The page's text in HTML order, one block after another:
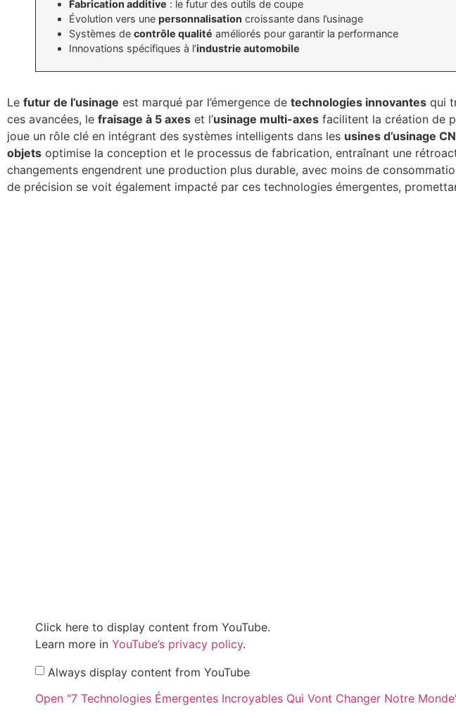
Fabrication additive : le futur des outils de coupe
Évolution vers unepersonnalisation croissante dans l’usinage
Systèmes decontrôle qualité améliorés pour garantir la performance
Innovations spécifiques à l’industrie automobile
Le futur de l’usinage est marqué par l’émergence de technologies innovantes qui
ces avancées, le fraisage à 5 axes et l’usinage multi-axes facilitent la création de
joue un rôle clé en intégrant des systèmes intelligents dans les usines d’usinage
objets optimise la conception et le processus de fabrication, entraînant une
changements engendrent une production plus durable, avec moins de
de précision se voit également impacté par ces technologies émergentes,
Click here to display content from YouTube.
Learn more in YouTube’s privacy policy.
Always display content from YouTube
Open "7 Technologies Émergentes Incroyables Qui Vont Changer Notre